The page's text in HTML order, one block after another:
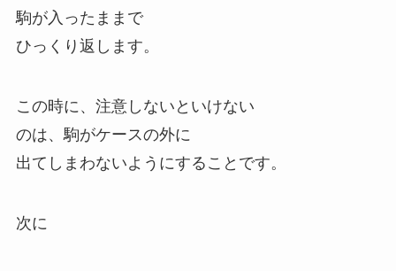
駒が入ったままで
ひっくり返します。
この時に、注意しないといけない
のは、駒がケースの外に
出てしまわないようにすることです。
次に